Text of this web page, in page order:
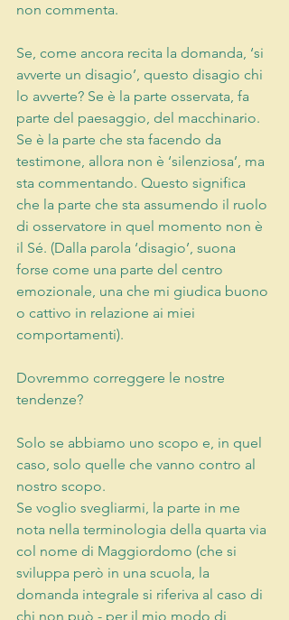
non commenta.
Se, come ancora recita la domanda, ‘si
avverte un disagio’, questo disagio chi
lo avverte? Se è la parte osservata, fa
parte del paesaggio, del macchinario.
Se è la parte che sta facendo da
testimone, allora non è ‘silenziosa’, ma
sta commentando. Questo significa
che la parte che sta assumendo il ruolo
di osservatore in quel momento non è
il Sé. (Dalla parola ‘disagio’, suona
forse come una parte del centro
emozionale, una che mi giudica buono
o cattivo in relazione ai miei
comportamenti).
Dovremmo correggere le nostre
tendenze?
Solo se abbiamo uno scopo e, in quel
caso, solo quelle che vanno contro al
nostro scopo.
Se voglio svegliarmi, la parte in me
nota nella terminologia della quarta via
col nome di Maggiordomo (che si
sviluppa però in una scuola, la
domanda integrale si riferiva al caso di
chi non può - per il mio modo di